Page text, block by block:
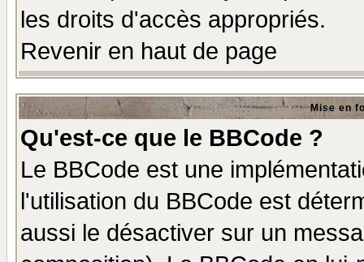
les droits d'accès appropriés.
Revenir en haut de page
Mise en
Qu'est-ce que le BBCode ?
Le BBCode est une
l'utilisation du BBCode est
aussi le désactiver sur un